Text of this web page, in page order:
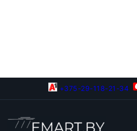
+375-29-118-21-34